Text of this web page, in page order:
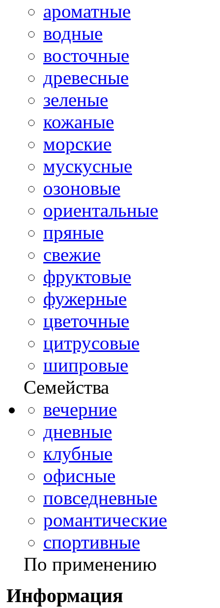
ароматные
водные
восточные
древесные
зеленые
кожаные
морские
мускусные
озоновые
ориентальные
пряные
свежие
фруктовые
фужерные
цветочные
цитрусовые
шипровые
Семейства
вечерние
дневные
клубные
офисные
повседневные
романтические
спортивные
По применению
Информация